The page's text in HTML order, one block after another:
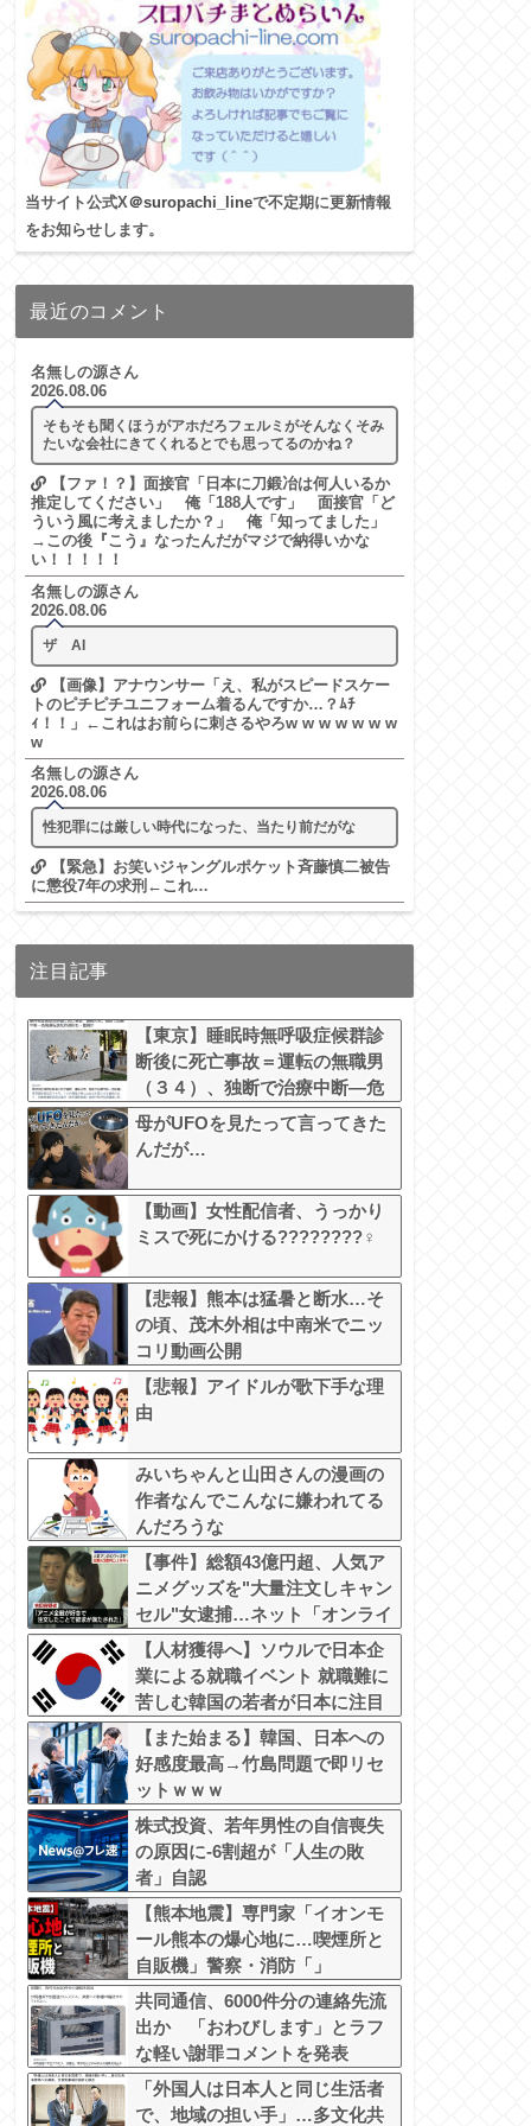
当サイト公式X＠suropachi_lineで不定期に更新情報
をお知らせします。
最近のコメント
名無しの源さん
2026.08.06
そもそも聞くほうがアホだろフェルミがそんなくそみ
たいな会社にきてくれるとでも思ってるのかね？
【ファ！？】面接官「日本に刀鍛冶は何人いるか
推定してください」 俺「188人です」 面接官「ど
ういう風に考えましたか？」 俺「知ってました」
→この後『こう』なったんだがマジで納得いかな
い！！！！！
名無しの源さん
2026.08.06
ザ AI
【画像】アナウンサー「え、私がスピードスケー
トのピチピチユニフォーム着るんですか…？ﾑﾁ
ｨ！！」←これはお前らに刺さるやろw w w w w w w
w
名無しの源さん
2026.08.06
性犯罪には厳しい時代になった、当たり前だがな
【緊急】お笑いジャングルポケット斉藤慎二被告
に懲役7年の求刑←これ…
注目記事
【東京】睡眠時無呼吸症候群診
断後に死亡事故＝運転の無職男
（３４）、独断で治療中断―危
険運転致死罪適用も
母がUFOを見たって言ってきた
んだが…
【動画】女性配信者、うっかり
ミスで死にかける????????‍♀
【悲報】熊本は猛暑と断水…そ
の頃、茂木外相は中南米でニッ
コリ動画公開
【悲報】アイドルが歌下手な理
由
みいちゃんと山田さんの漫画の
作者なんでこんなに嫌われてる
んだろうな
【事件】総額43億円超、人気ア
ニメグッズを"大量注文しキャン
セル"女逮捕…ネット「オンライ
ンショップを売り切れ状態にし
て商品相場を操作してたので
は」
【人材獲得へ】ソウルで日本企
業による就職イベント 就職難に
苦しむ韓国の若者が日本に注目
【また始まる】韓国、日本への
好感度最高→竹島問題で即リセ
ットｗｗｗ
株式投資、若年男性の自信喪失
の原因に-6割超が「人生の敗
者」自認
【熊本地震】専門家「イオンモ
ール熊本の爆心地に…喫煙所と
自販機」警察・消防「」
共同通信、6000件分の連絡先流
出か 「おわびします」とラフ
な軽い謝罪コメントを発表
「外国人は日本人と同じ生活者
で、地域の担い手」…多文化共